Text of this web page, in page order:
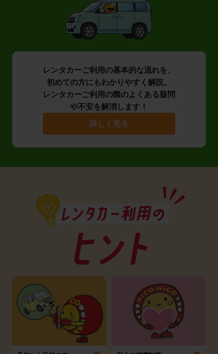
レンタカーご利用の基本的な流れを、
初めての方にもわかりやすく解説。
レンタカーご利用の際のよくある疑問
や不安を解消します！
詳しく見る